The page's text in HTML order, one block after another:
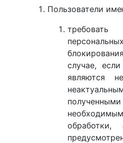
Пользователи
случае,
являются